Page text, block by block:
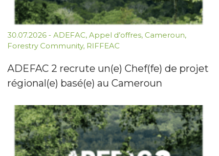
30.07.2026 - ADEFAC, Appel d’offres, Cameroun,
Forestry Community, RIFFEAC
ADEFAC 2 recrute un(e) Chef(fe) de projet
régional(e) basé(e) au Cameroun